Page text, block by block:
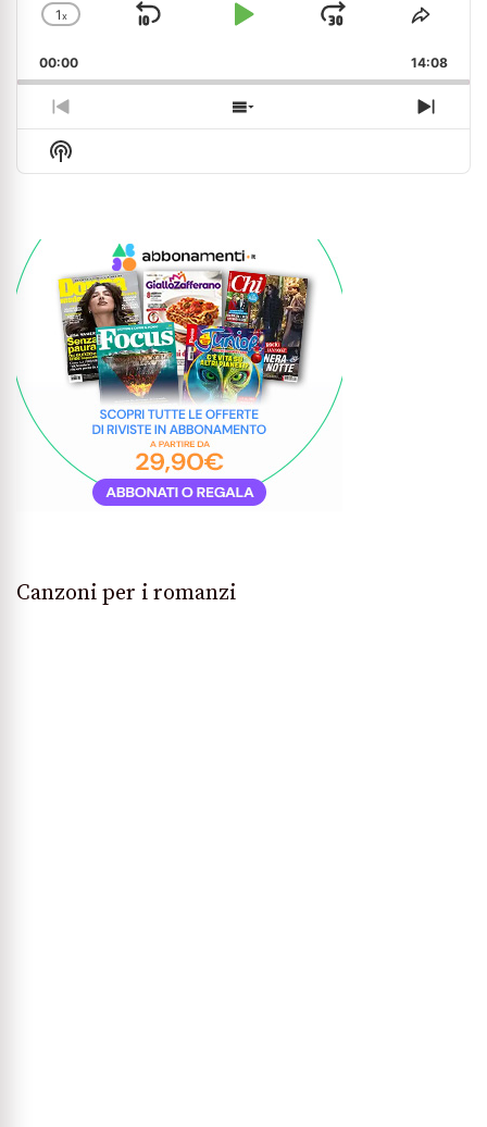
Change
Rate
1x
Skip
Play
Jump
Forward
Share
00:00 14:08
Previous
Episode
Show
Episodes
Next
Show
Podcast
Canzoni per i romanzi